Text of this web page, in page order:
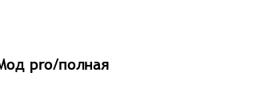
pro/полная